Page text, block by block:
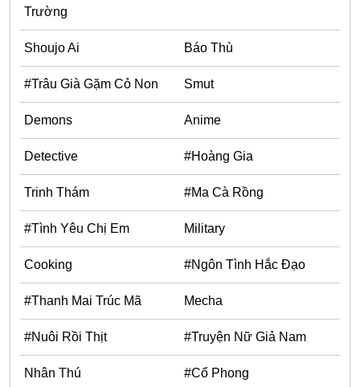
Magic
#Ngược Tâm
Gender Bender
One Shot
Yuri
Cưới Trước Yêu Sau
#Trùng Sinh
Showbiz
Trường
Shoujo Ai Báo Thù
#Trâu Già Gặm Cỏ Non Smut
Demons Anime
Detective #Hoàng Gia
Trinh Thám #Ma Cà Rồng
#Tình Yêu Chị Em Military
Cooking #Ngôn Tình Hắc Đạo
#Thanh Mai Trúc Mã Mecha
#Nuôi Rồi Thịt #Truyện Nữ Giả Nam
Nhân Thú #Cổ Phong